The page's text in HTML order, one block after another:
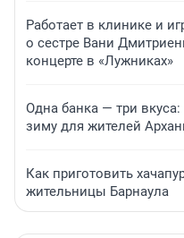
Работает в клинике и
о сестре Вани
концерте в «Лужниках»
Одна банка — три
зиму для жителей
Как приготовить
жительницы Барнаула